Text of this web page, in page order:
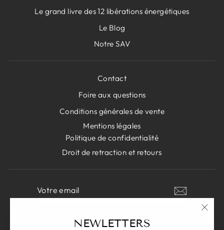
NEWLETTERS
Le grand livre des 12 libérations énergétiques
Le Blog
Notre SAV
Contact
Foire aux questions
Conditions générales de vente
Mentions légales
Politique de confidentialité
Droit de retraction et retours
Instagram
Facebook